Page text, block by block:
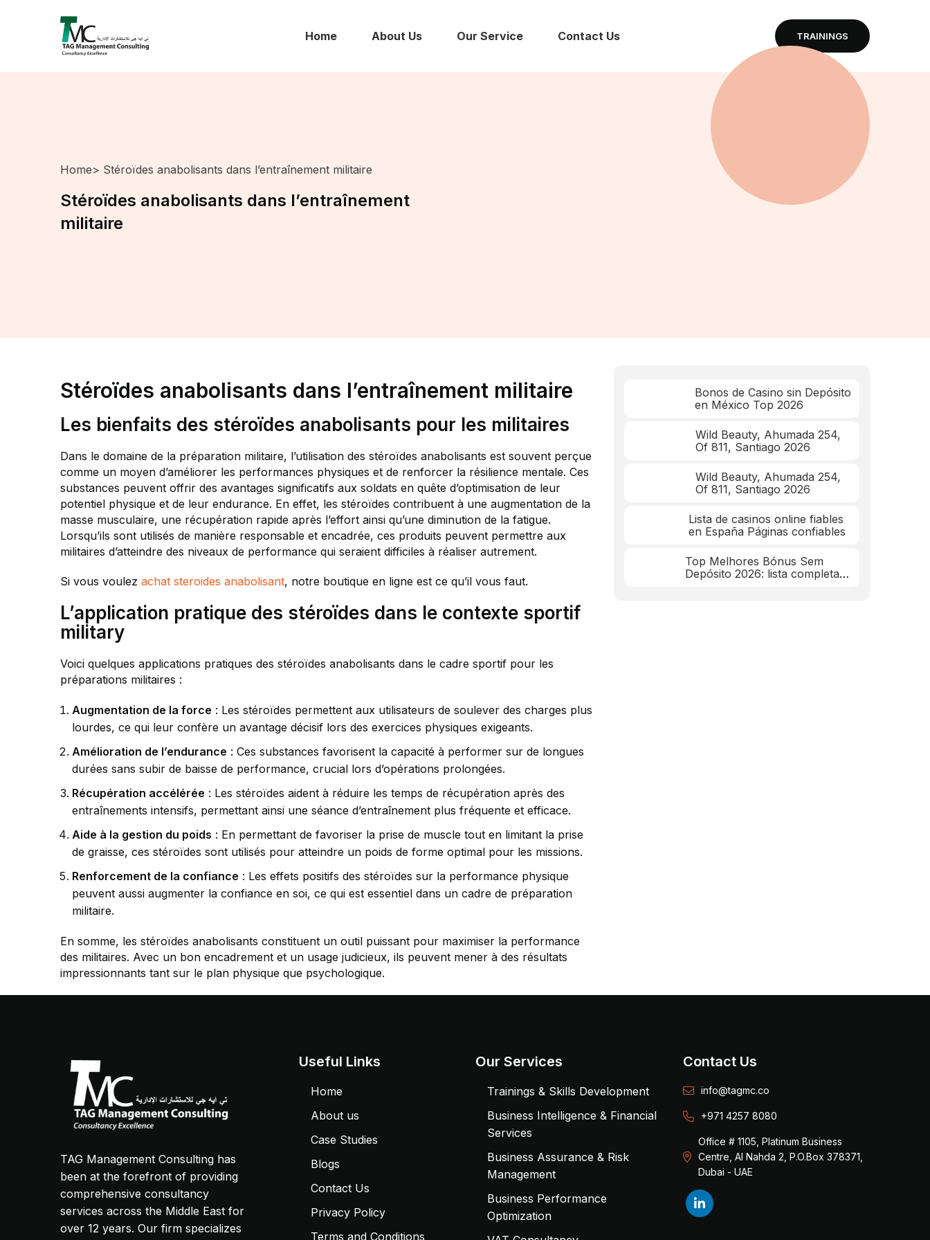
Home About Us Our Service Contact Us TRAININGS
Home> Stéroïdes anabolisants dans l’entraînement militaire
Stéroïdes anabolisants dans l’entraînement
militaire
Stéroïdes anabolisants dans l’entraînement militaire
Les bienfaits des stéroïdes anabolisants pour les militaires
Dans le domaine de la préparation militaire, l’utilisation des stéroïdes anabolisants est souvent perçue
comme un moyen d’améliorer les performances physiques et de renforcer la résilience mentale. Ces
substances peuvent offrir des avantages significatifs aux soldats en quête d’optimisation de leur
potentiel physique et de leur endurance. En effet, les stéroïdes contribuent à une augmentation de la
masse musculaire, une récupération rapide après l’effort ainsi qu’une diminution de la fatigue.
Lorsqu’ils sont utilisés de manière responsable et encadrée, ces produits peuvent permettre aux
militaires d’atteindre des niveaux de performance qui seraient difficiles à réaliser autrement.
Si vous voulez achat steroides anabolisant, notre boutique en ligne est ce qu’il vous faut.
L’application pratique des stéroïdes dans le contexte sportif
military
Voici quelques applications pratiques des stéroïdes anabolisants dans le cadre sportif pour les
préparations militaires :
Augmentation de la force : Les stéroïdes permettent aux utilisateurs de soulever des charges plus
lourdes, ce qui leur confère un avantage décisif lors des exercices physiques exigeants.
Amélioration de l’endurance : Ces substances favorisent la capacité à performer sur de longues
durées sans subir de baisse de performance, crucial lors d’opérations prolongées.
Récupération accélérée : Les stéroïdes aident à réduire les temps de récupération après des
entraînements intensifs, permettant ainsi une séance d’entraînement plus fréquente et efficace.
Aide à la gestion du poids : En permettant de favoriser la prise de muscle tout en limitant la prise
de graisse, ces stéroïdes sont utilisés pour atteindre un poids de forme optimal pour les missions.
Renforcement de la confiance : Les effets positifs des stéroïdes sur la performance physique
peuvent aussi augmenter la confiance en soi, ce qui est essentiel dans un cadre de préparation
militaire.
En somme, les stéroïdes anabolisants constituent un outil puissant pour maximiser la performance
des militaires. Avec un bon encadrement et un usage judicieux, ils peuvent mener à des résultats
impressionnants tant sur le plan physique que psychologique.
Bonos de Casino sin Depósito
en México Top 2026
Wild Beauty, Ahumada 254,
Of 811, Santiago 2026
Wild Beauty, Ahumada 254,
Of 811, Santiago 2026
Lista de casinos online fiables
en España Páginas confiables
Top Melhores Bónus Sem
Depósito 2026: lista completa
TAG Management Consulting has
been at the forefront of providing
comprehensive consultancy
services across the Middle East for
over 12 years. Our firm specializes
Useful Links
Home
About us
Case Studies
Blogs
Contact Us
Privacy Policy
Terms and Conditions
Our Services
Trainings & Skills Development
Business Intelligence & Financial
Services
Business Assurance & Risk
Management
Business Performance
Optimization
Contact Us
info@tagmc.co
+971 4257 8080
Office # 1105, Platinum Business
Centre, Al Nahda 2, P.O.Box 378371,
Dubai - UAE